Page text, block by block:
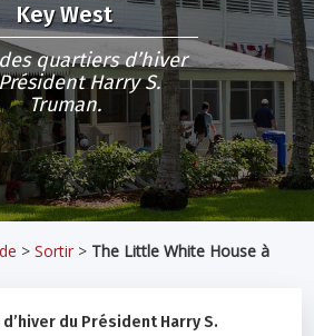
Key West
quartiers d’hiver
Harry S.
Truman.
>Sortir > The Little White House à
du Président Harry S.